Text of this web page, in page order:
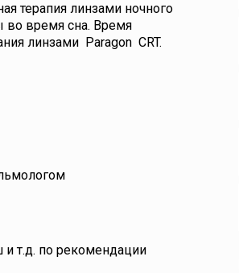
терапия линзами ночного
во время сна. Время
линзами Paragon CRT.
т.д. по рекомендации